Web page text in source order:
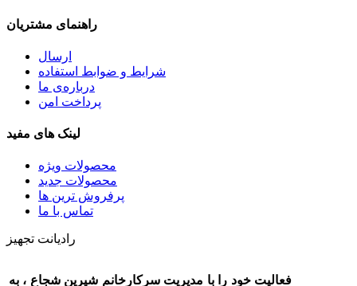
راهنمای مشتریان
ارسال
شرایط و ضوابط استفاده
درباره‌ی ما
پرداخت امن
لینک های مفید
محصولات ویژه
محصولات جدید
پرفروش ترین‌ ها
تماس با ما
رادیانت تجهیز
فعالیت خود را با مدیریت سرکارخانم شیرین شجاع ، به